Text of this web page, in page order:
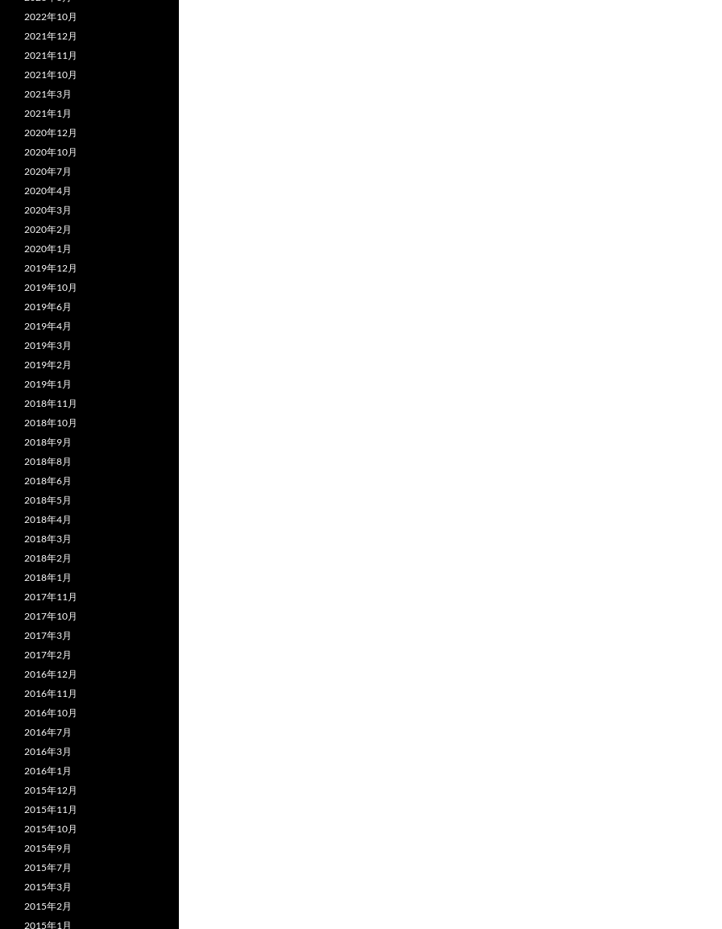
2022年10月
2021年12月
2021年11月
2021年10月
2021年3月
2021年1月
2020年12月
2020年10月
2020年7月
2020年4月
2020年3月
2020年2月
2020年1月
2019年12月
2019年10月
2019年6月
2019年4月
2019年3月
2019年2月
2019年1月
2018年11月
2018年10月
2018年9月
2018年8月
2018年6月
2018年5月
2018年4月
2018年3月
2018年2月
2018年1月
2017年11月
2017年10月
2017年3月
2017年2月
2016年12月
2016年11月
2016年10月
2016年7月
2016年3月
2016年1月
2015年12月
2015年11月
2015年10月
2015年9月
2015年7月
2015年3月
2015年2月
2015年1月